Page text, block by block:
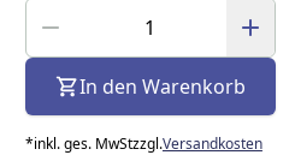
In den Warenkorb
*inkl. ges. MwStzzgl.Versandkosten